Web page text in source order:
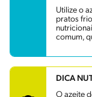
Utilize o
pratos
comum,
DICA
O azeite